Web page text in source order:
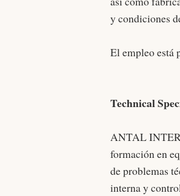
y condiciones
El empleo está
Technical
ANTAL
formación en
de problemas
interna y